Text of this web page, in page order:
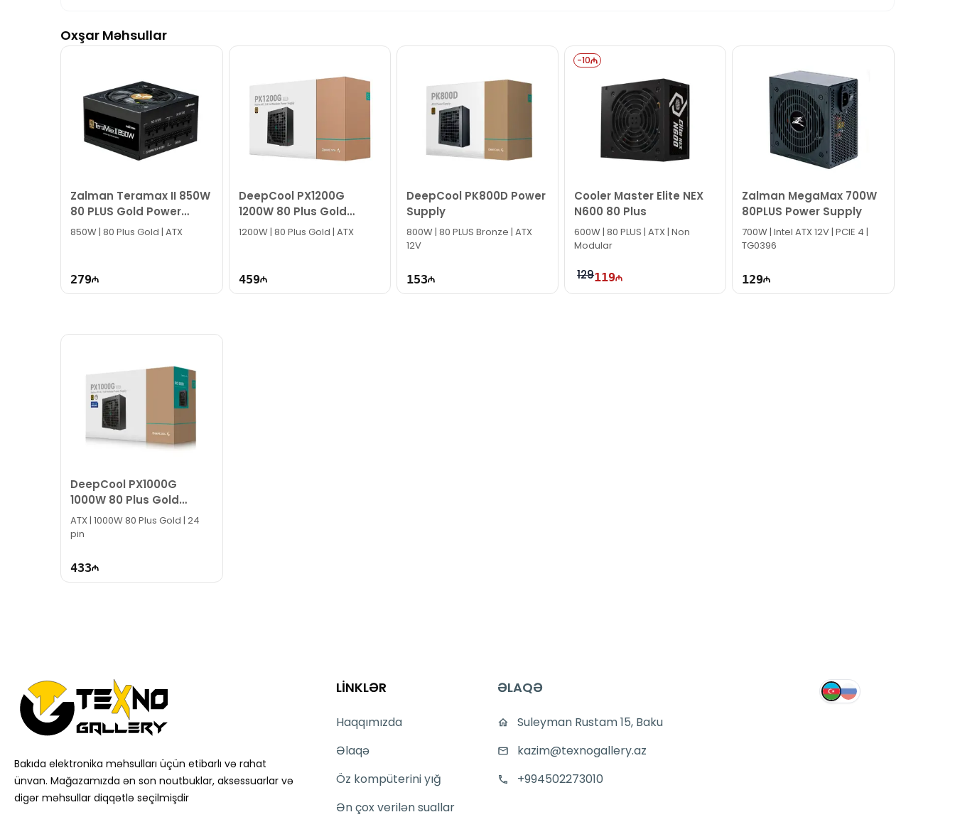
COOLER MASTER Elite NEX N700 80+ modelini Bakıda sərfəli qiymətə NƏĞD, KÖÇÜRMƏ həmçinin KREDİT şərtləri ilə əldə edə bilərsiniz.
İstər 700W 80 Plus power supply modelləri istərsə də digər brend məhsullarla bağlı suallarınızı saytımız vasitəsilə bizə yaza bilərsiniz.
Seçim etməkdə məsləhətə ehtiyacınız varsa təcrübəli mütəxəssislərimiz hər gün 10:00-19:00 saatlarında aktivdir.
COOLER MASTER Elite NEX N700 80+ modeli ilə bağlı bütün suallarınızı saytımızın canlı dəstək xəttində cavablandırmağa hər daim hazırıq.
İş saatlarından kənar vaxtlarda əlaqə qurmaq üçün email ilə qeydiyyat edə və ya WhatsApp nömrəmizə mesaj göndərə bilərsiniz.
Oxşar Məhsullar
Zalman Teramax II 850W
80 PLUS Gold Power
Supply
850W | 80 Plus Gold | ATX
279
DeepCool PX1200G
1200W 80 Plus Gold
Power Supply
1200W | 80 Plus Gold | ATX
459
DeepCool PK800D Power
Supply
800W | 80 PLUS Bronze | ATX
12V
153
-10
Cooler Master Elite NEX
N600 80 Plus
600W | 80 PLUS | ATX | Non
Modular
129119
Zalman MegaMax 700W
80PLUS Power Supply
700W | Intel ATX 12V | PCIE 4 |
TG0396
129
DeepCool PX1000G
1000W 80 Plus Gold
Power Supply
ATX | 1000W 80 Plus Gold | 24
pin
433
Bakıda elektronika məhsulları üçün etibarlı və rahat
ünvan. Mağazamızda ən son noutbuklar, aksessuarlar və
digər məhsullar diqqətlə seçilmişdir
LİNKLƏR
Haqqımızda
Əlaqə
Öz kompüterini yığ
Ən çox verilən suallar
ƏLAQƏ
Suleyman Rustam 15, Baku
kazim@texnogallery.az
+994502273010